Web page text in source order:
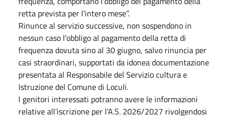
retta prevista per l'intero mese”.
Rinunce al servizio successive, non sospendono in
nessun caso l'obbligo al pagamento della retta di
frequenza dovuta sino al 30 giugno, salvo rinuncia per
casi straordinari, supportati da idonea documentazione
presentata al Responsabile del Servizio cultura e
Istruzione del Comune di Loculi.
I genitori interessati potranno avere le informazioni
relative all’iscrizione per l’A.S. 2026/2027 rivolgendosi